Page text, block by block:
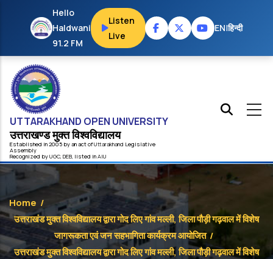
Skip to main content
Hello
Haldwani
91.2 FM
Listen
Live
EN|हिन्दी
UTTARAKHAND OPEN UNIVERSITY
उत्तराखण्ड मुक्त विश्‍वविद्यालय
Established in 2005 by an act ofUttarakhand Legislative
Assembly
Recognized byUGC, DEB, listed inAIU
Home /
उत्तराखंड मुक्त विश्वविद्यालय द्वारा गोद लिए गांव मल्ली, जिला पौड़ी गढ़वाल में विशेष
जागरूकता एवं जन सहभागिता कार्यक्रम आयोजित/
उत्तराखंड मुक्त विश्वविद्यालय द्वारा गोद लिए गांव मल्ली, जिला पौड़ी गढ़वाल में विशेष